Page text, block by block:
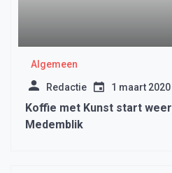
Algemeen
Redactie 1 maart 2020
Koffie met Kunst start
Medemblik